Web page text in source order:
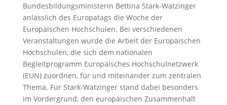
Bundesbildungsministerin Bettina Stark-Watzinger
anlässlich des Europatags die Woche der
Europäischen Hochschulen. Bei verschiedenen
Veranstaltungen wurde die Arbeit der Europäischen
Hochschulen, die sich dem nationalen
Begleitprogramm Europäisches Hochschulnetzwerk
(EUN) zuordnen, für und miteinander zum zentralen
Thema. Für Stark-Watzinger stand dabei besonders
im Vordergrund, den europäischen Zusammenhalt